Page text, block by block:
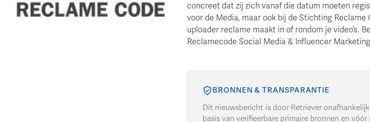
concreet dat zij zich vanaf die datum moeten
voor de Media, maar ook bij de Stichting Reclame
uploader reclame maakt in of rondom je video’s.
Reclamecode Social Media & Influencer
BRONNEN & TRANSPARANTIE
Dit nieuwsbericht is door Retriever
basis van verifieerbare primaire bronnen en